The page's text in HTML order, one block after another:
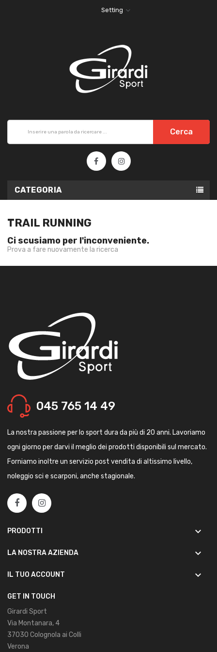
Setting
Cerca
CATEGORIA
TRAIL RUNNING
Ci scusiamo per l'inconveniente.
Prova a fare nuovamente la ricerca
045 765 14 49
La nostra passione per lo sport dura da più di 20 anni. Lavoriamo
ogni giorno per darvi il meglio dei prodotti disponibili sul mercato.
Forniamo inoltre un servizio post vendita di altissimo livello,
noleggio sci e scarponi, anche stagionale.
PRODOTTI keyboard_arrow_down
LA NOSTRA AZIENDA keyboard_arrow_down
IL TUO ACCOUNT keyboard_arrow_down
GET IN TOUCH
Girardi Sport
Via Montanara, 4
37030 Colognola ai Colli
Verona